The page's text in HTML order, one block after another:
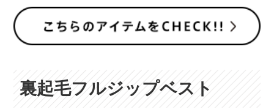
裏起毛フルジップベスト